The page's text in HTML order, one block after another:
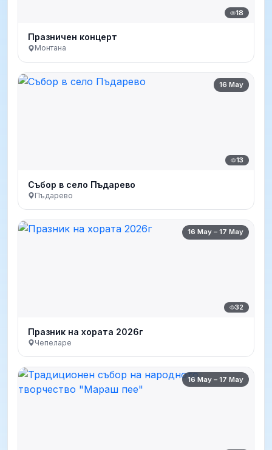
18
Празничен концерт
Монтана
16 May
13
Събор в село Пъдарево
Пъдарево
16 May – 17 May
32
Празник на хората 2026г
Чепеларе
16 May – 17 May